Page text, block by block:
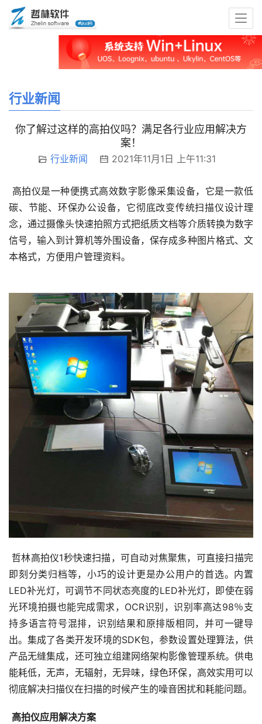
行业新闻
你了解过这样的高拍仪吗？满足各行业应用解决方
案！
行业新闻 2021年11月1日 上午11:31
碳、节能、环保办公设备，它彻底改变传统扫描仪设计理
念，通过摄像头快速拍照方式把纸质文档等介质转换为数字
信号，输入到计算机等外围设备，保存成多种图片格式、文
本格式，方便用户管理资料。
即刻分类归档等，小巧的设计更是办公用户的首选。内置
LED补光灯，可调节不同状态亮度的LED补光灯，即使在弱
光环境拍摄也能完成需求，OCR识别，识别率高达98％支
持多语言符号混排，识别结果和原排版相同，并可一键导
出。集成了各类开发环境的SDK包，参数设置处理算法，供
产品无缝集成，还可独立组建网络架构影像管理系统。供电
能耗低，无声，无辐射，无异味，绿色环保，高效实用可以
彻底解决扫描仪在扫描的时候产生的噪音困扰和耗能问题。
高拍仪应用解决方案